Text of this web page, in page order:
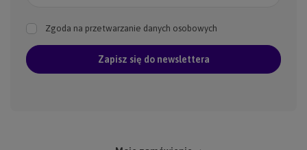
Zgoda na przetwarzanie danych osobowych
Zapisz się do newslettera